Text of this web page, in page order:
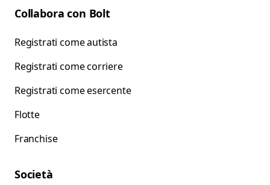
Collabora con Bolt
Registrati come autista
Registrati come corriere
Registrati come esercente
Flotte
Franchise
Società